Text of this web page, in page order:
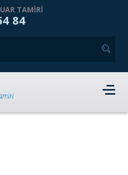
TAMIRI
84